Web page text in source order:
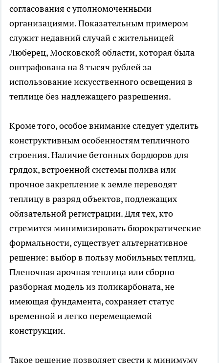
согласования с уполномоченными
организациями. Показательным примером
служит недавний случай с жительницей
Люберец, Московской области, которая была
оштрафована на 8 тысяч рублей за
использование искусственного освещения в
теплице без надлежащего разрешения.
Кроме того, особое внимание следует уделить
конструктивным особенностям тепличного
строения. Наличие бетонных бордюров для
грядок, встроенной системы полива или
прочное закрепление к земле переводят
теплицу в разряд объектов, подлежащих
обязательной регистрации. Для тех, кто
стремится минимизировать бюрократические
формальности, существует альтернативное
решение: выбор в пользу мобильных теплиц.
Пленочная арочная теплица или сборно-
разборная модель из поликарбоната, не
имеющая фундамента, сохраняет статус
временной и легко перемещаемой
конструкции.
Такое решение позволяет свести к минимуму